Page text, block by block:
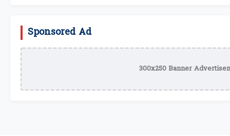
Sponsored Ad
300x250 Banner